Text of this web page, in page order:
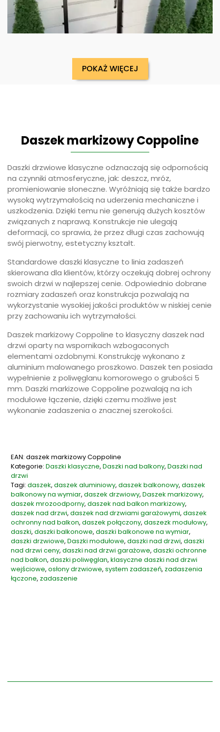
POKAŻ WIĘCEJ
Daszek markizowy Coppoline
Daszki drzwiowe klasyczne odznaczają się odpornością
na czynniki atmosferyczne, jak: deszcz, mróz,
promieniowanie słoneczne. Wyróżniają się także bardzo
wysoką wytrzymałością na uderzenia mechaniczne i
uszkodzenia. Dzięki temu nie generują dużych kosztów
związanych z naprawą. Konstrukcje nie ulegają
deformacji, co sprawia, że przez długi czas zachowują
swój pierwotny, estetyczny kształt.
Standardowe daszki klasyczne to linia zadaszeń
skierowana dla klientów, którzy oczekują dobrej ochrony
swoich drzwi w najlepszej cenie. Odpowiednio dobrane
rozmiary zadaszeń oraz konstrukcja pozwalają na
wykorzystanie wysokiej jakości produktów w niskiej cenie
przy zachowaniu ich wytrzymałości.
Daszek markizowy Coppoline to klasyczny daszek nad
drzwi oparty na wspornikach wzbogaconych
elementami ozdobnymi. Konstrukcję wykonano z
aluminium malowanego proszkowo. Daszek ten posiada
wypełnienie z poliwęglanu komorowego o grubości 5
mm. Daszki markizowe Coppoline pozwalają na ich
modułowe łączenie, dzięki czemu możliwe jest
wykonanie zadaszenia o znacznej szerokości.
EAN: daszek markizowy Coppoline
Kategorie:Daszki klasyczne,Daszki nad balkony,Daszki nad
drzwi
Tagi:daszek,daszek aluminiowy,daszek balkonowy,daszek
balkonowy na wymiar,daszek drzwiowy,Daszek markizowy,
daszek mrozoodporny,daszek nad balkon markizowy,
daszek nad drzwi,daszek nad drzwiami garażowymi,daszek
ochronny nad balkon,daszek połączony,daszezk modułowy,
daszki,daszki balkonowe,daszki balkonowe na wymiar,
daszki drzwiowe,Daszki modułowe,daszki nad drzwi,daszki
nad drzwi ceny,daszki nad drzwi garażowe,daszki ochronne
nad balkon,daszki poliwęglan,klasyczne daszki nad drzwi
wejściowe,osłony drzwiowe,system zadaszeń, zadaszenia
łączone, zadaszenie